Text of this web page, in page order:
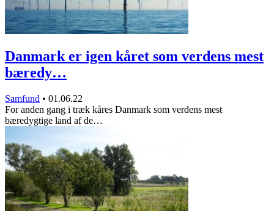
Danmark er igen kåret som verdens mest
bæredy…
Samfund • 01.06.22
For anden gang i træk kåres Danmark som verdens mest
bæredygtige land af de…